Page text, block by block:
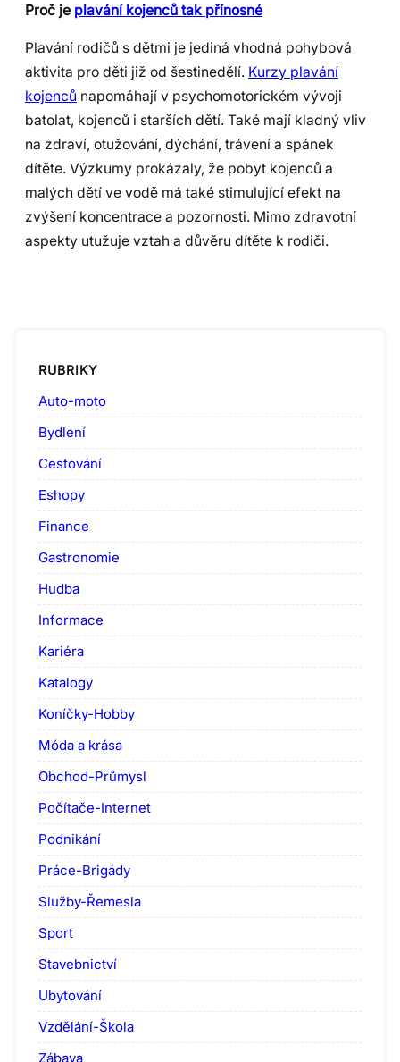
Proč je plavání kojenců tak přínosné
Plavání rodičů s dětmi je jediná vhodná pohybová
aktivita pro děti již od šestinedělí. Kurzy plavání
kojenců napomáhají v psychomotorickém vývoji
batolat, kojenců i starších dětí. Také mají kladný vliv
na zdraví, otužování, dýchání, trávení a spánek
dítěte. Výzkumy prokázaly, že pobyt kojenců a
malých dětí ve vodě má také stimulující efekt na
zvýšení koncentrace a pozornosti. Mimo zdravotní
aspekty utužuje vztah a důvěru dítěte k rodiči.
RUBRIKY
Auto-moto
Bydlení
Cestování
Eshopy
Finance
Gastronomie
Hudba
Informace
Kariéra
Katalogy
Koníčky-Hobby
Móda a krása
Obchod-Průmysl
Počítače-Internet
Podnikání
Práce-Brigády
Služby-Řemesla
Sport
Stavebnictví
Ubytování
Vzdělání-Škola
Zábava